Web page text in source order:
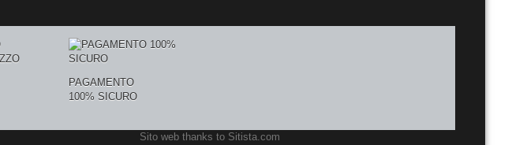
PAGAMENTO
100% SICURO
Sito web thanks to Sitista.com